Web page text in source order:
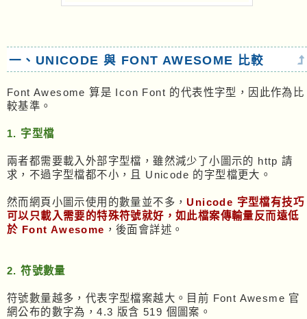
一、UNICODE 與 FONT AWESOME 比較
Font Awesome 算是 Icon Font 的代表性字型，因此作為比
較基準。
1. 字型檔
兩者都需要載入外部字型檔，雖然減少了小圖示的 http 請
求，不過字型檔都不小，且 Unicode 的字型檔更大。
然而網頁小圖示使用的數量並不多，Unicode 字型檔有技巧
可以只載入需要的特殊符號就好，如此檔案傳輸量反而遠低
於 Font Awesome ，後面會詳述。
2. 符號數量
符號數量越多，代表字型檔案越大。目前 Font Awesme 官
網公布的數字為，4.3 版含 519 個圖案。